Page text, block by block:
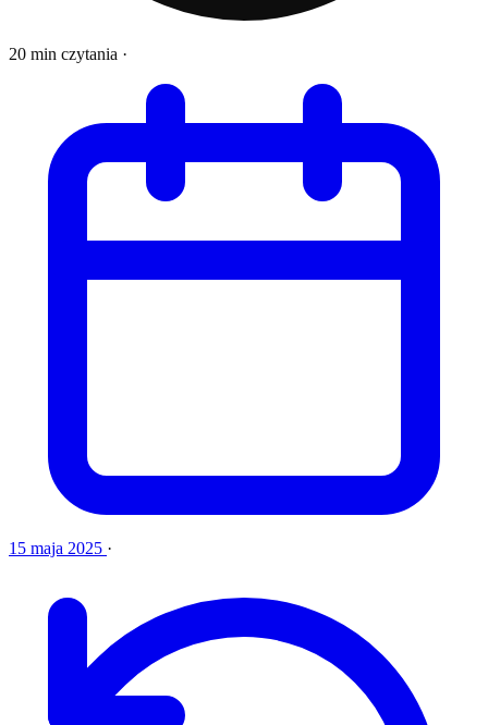
20 min czytania ·
15 maja 2025 ·